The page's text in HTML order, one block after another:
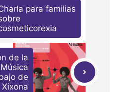
para familias
de la
de
Xixona